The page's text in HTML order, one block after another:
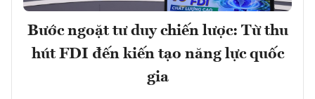
Bước ngoặt tư duy chiến lược: Từ thu
hút FDI đến kiến tạo năng lực quốc
gia